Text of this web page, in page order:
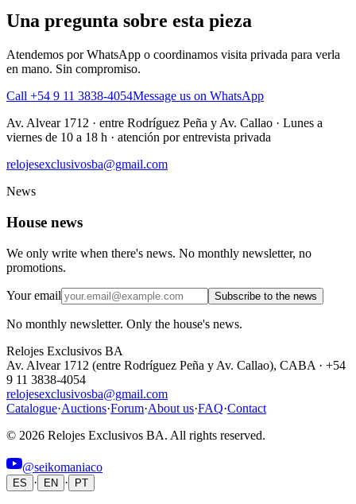
Una pregunta sobre esta pieza
Atendemos por WhatsApp o coordinamos visita privada para verla
en mano. Sin compromiso.
Call +54 9 11 3838-4054Message us on WhatsApp
Av. Alvear 1712 · entre Rodríguez Peña y Av. Callao · Lunes a
viernes de 10 a 18 h · atención por entrevista privada
relojesexclusivosba@gmail.com
News
House news
We only write when there's news. No monthly newsletter, no
promotions.
Your email Subscribe to the news
No monthly newsletter. Only the house's news.
Relojes Exclusivos BA
Av. Alvear 1712 (entre Rodríguez Peña y Av. Callao), CABA · +54
9 11 3838-4054
relojesexclusivosba@gmail.com
Catalogue·Auctions·Forum·About us·FAQ·Contact
© 2026 Relojes Exclusivos BA. All rights reserved.
@seikomaniaco
ES · EN · PT